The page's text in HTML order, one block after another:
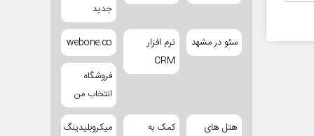
جدید
سئو در مشهد
نرم افزار
CRM
webone.co
فروشگاه
انتخاب من
هتل های
کمک به
میکروبلیدینگ